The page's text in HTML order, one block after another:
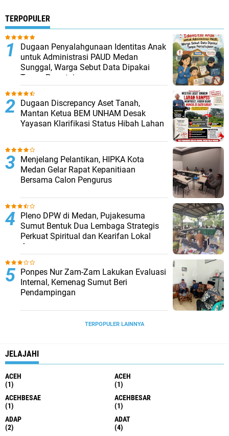
TERPOPULER
Dugaan Penyalahgunaan Identitas Anak
untuk Administrasi PAUD Medan
Sunggal, Warga Sebut Data Dipakai
Tanpa Persetujuan
Dugaan Discrepancy Aset Tanah,
Mantan Ketua BEM UNHAM Desak
Yayasan Klarifikasi Status Hibah Lahan
Menjelang Pelantikan, HIPKA Kota
Medan Gelar Rapat Kepanitiaan
Bersama Calon Pengurus
Pleno DPW di Medan, Pujakesuma
Sumut Bentuk Dua Lembaga Strategis
Perkuat Spiritual dan Kearifan Lokal
Jawa
Ponpes Nur Zam-Zam Lakukan Evaluasi
Internal, Kemenag Sumut Beri
Pendampingan
TERPOPULER LAINNYA
JELAJAHI
ACEH
(1)
ACEH
(1)
ACEHBESAE
(1)
ACEHBESAR
(1)
ADAP
(2)
ADAT
(4)